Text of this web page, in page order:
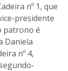
nº 1, que
presidente
patrono é
Daniela
nº 4,